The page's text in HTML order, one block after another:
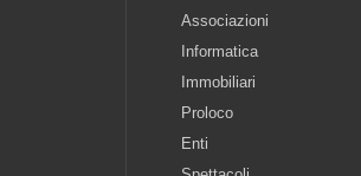
Associazioni
Informatica
Immobiliari
Proloco
Enti